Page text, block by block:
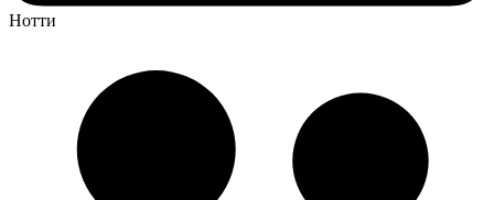
Нотти